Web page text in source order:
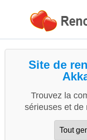
Site de
Trouvez la
sérieuses et de